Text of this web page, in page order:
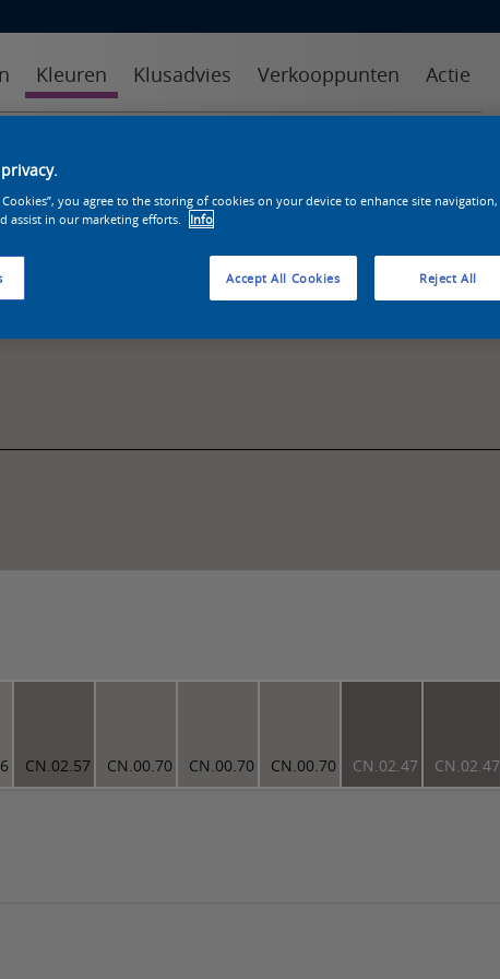
Kleuren Klusadvies Verkooppunten Actie
CN.02.57 CN.00.70 CN.00.70 CN.00.70 CN.02.47 CN.02.47
Cookies”, you agree to the storing of cookies on your device to enhance site navigation,
assist in our marketing efforts.
Info
Reject All
Accept All Cookies